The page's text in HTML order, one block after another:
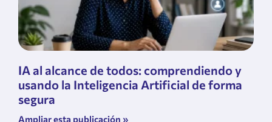
IA al alcance de todos: comprendiendo y
usando la Inteligencia Artificial de forma
segura
Ampliar esta publicación »